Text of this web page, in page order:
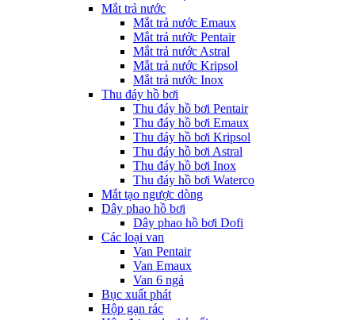
Mắt trả nước
Mắt trả nước Emaux
Mắt trả nước Pentair
Mắt trả nước Astral
Mắt trả nước Kripsol
Mắt trả nước Inox
Thu đáy hồ bơi
Thu đáy hồ bơi Pentair
Thu đáy hồ bơi Emaux
Thu đáy hồ bơi Kripsol
Thu đáy hồ bơi Astral
Thu đáy hồ bơi Inox
Thu đáy hồ bơi Waterco
Mắt tạo ngược dòng
Dây phao hồ bơi
Dây phao hồ bơi Dofi
Các loại van
Van Pentair
Van Emaux
Van 6 ngả
Bục xuất phát
Hộp gạn rác